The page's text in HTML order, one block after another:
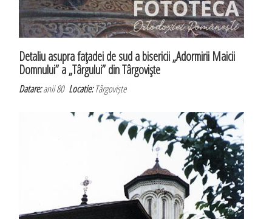
Detaliu asupra faţadei de sud a bisericii „Adormirii Maicii
Domnului” a „Târgului” din Târgovişte
Datare:anii 80Locatie:Târgoviște